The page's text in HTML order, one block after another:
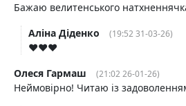
Бажаю велитенського
Аліна Діденко
(19:52 31-03-26)
♥️♥️♥️
Олеся Гармаш
(21:02 26-01-26)
Неймовірно! Читаю із